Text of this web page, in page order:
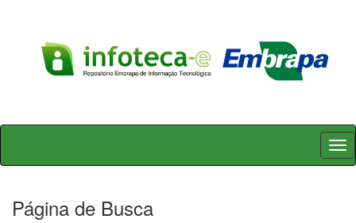
Skip
Página de Busca